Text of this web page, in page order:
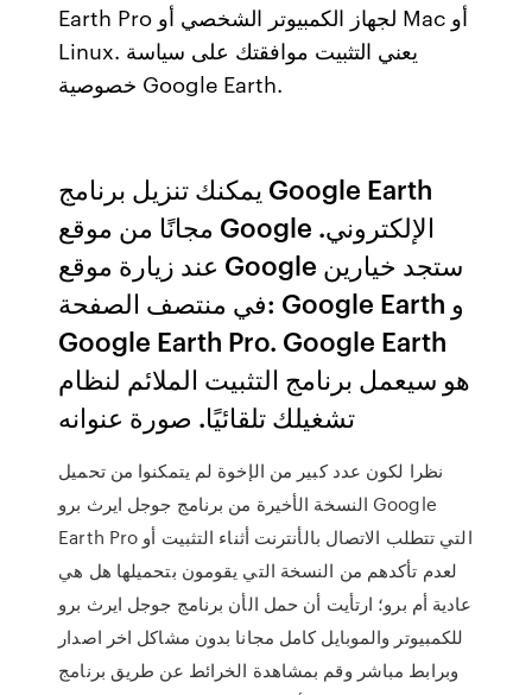
Earth Pro لجهاز الكمبيوتر الشخصي أو Mac أو
Linux. يعني التثبيت موافقتك على سياسة
خصوصية Google Earth.
يمكنك تنزيل برنامج Google Earth
مجانًا من موقع Google الإلكتروني.
عند زيارة موقع Google ستجد خيارين
في منتصف الصفحة: Google Earth و
Google Earth Pro. Google Earth
هو سيعمل برنامج التثبيت الملائم لنظام
تشغيلك تلقائيًا. صورة عنوانه
نظرا لكون عدد كبير من الإخوة لم يتمكنوا من تحميل
النسخة الأخيرة من برنامج جوجل ايرث برو Google
Earth Pro التي تتطلب الاتصال بالأنترنت أثناء التثبيت أو
لعدم تأكدهم من النسخة التي يقومون بتحميلها هل هي
عادية أم برو؛ ارتأيت أن حمل الأن برنامج جوجل ايرث برو
للكمبيوتر والموبايل كامل مجانا بدون مشاكل اخر اصدار
وبرابط مباشر وقم بمشاهدة الخرائط عن طريق برنامج